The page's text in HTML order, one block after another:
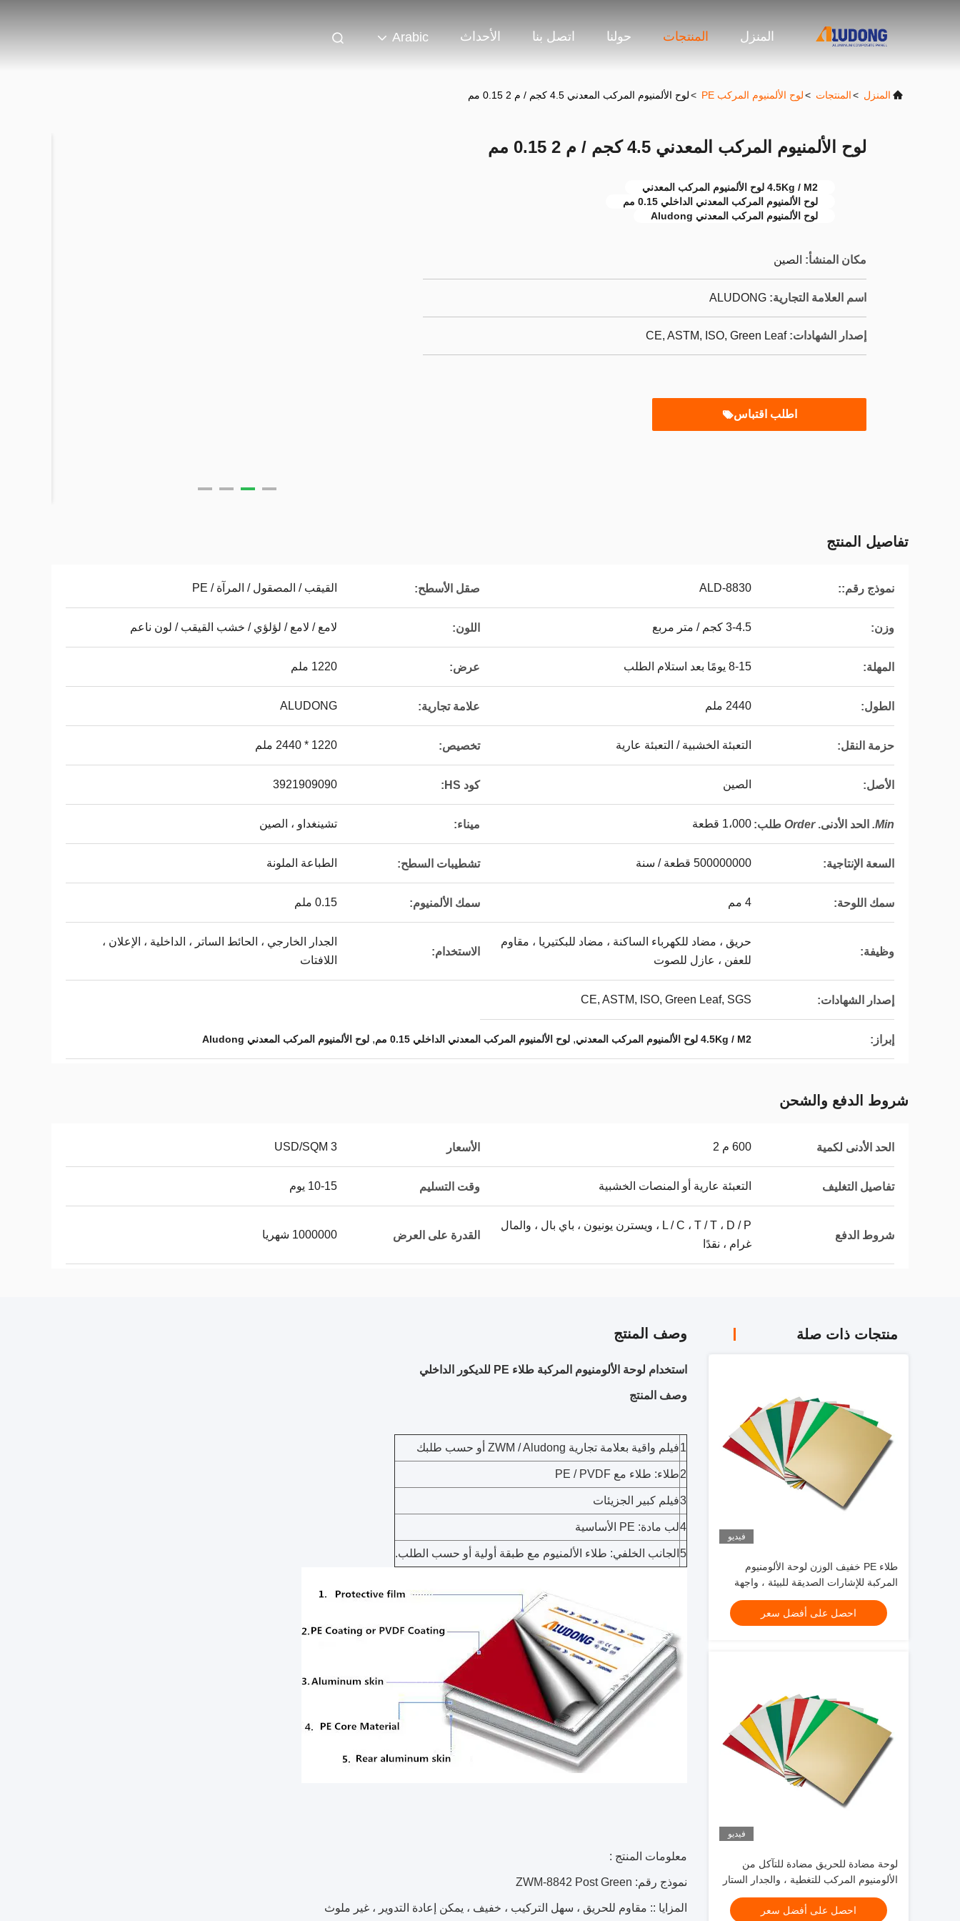
المنزل المنتجات حولنا اتصل بنا الأحداث Arabic
المنزل >المنتجات >لوح الألمنيوم المركب PE >لوح الألمنيوم المركب المعدني 4.5 كجم / م 2 0.15 مم
لوح الألمنيوم المركب المعدني 4.5 كجم / م 2 0.15 مم
4.5Kg / M2 لوح الألمنيوم المركب المعدني
لوح الألمنيوم المركب المعدني الداخلي 0.15 مم
لوح الألمنيوم المركب المعدني Aludong
مكان المنشأ: الصين
اسم العلامة التجارية: ALUDONG
إصدار الشهادات: CE, ASTM, ISO, Green Leaf
اطلب اقتباس
تفاصيل المنتج
نموذج رقم:: ALD-8830 صقل الأسطح: القيقب / المصقول / المرآة / PE
وزن: 3-4.5 كجم / متر مربع اللون: لامع / لامع / لؤلؤي / خشب القيقب / لون ناعم
المهلة: 8-15 يومًا بعد استلام الطلب عرض: 1220 ملم
الطول: 2440 ملم علامة تجارية: ALUDONG
حزمة النقل: التعبئة الخشبية / التعبئة عارية تخصيص: 1220 * 2440 ملم
الأصل: الصين كود HS: 3921909090
Min. الحد الأدنى. Order طلب: 1،000 قطعة ميناء: تشينغداو ، الصين
السعة الإنتاجية: 500000000 قطعة / سنة تشطيبات السطح: الطباعة الملونة
سمك اللوحة: 4 مم سمك الألمنيوم: 0.15 ملم
وظيفة:
حريق ، مضاد للكهرباء الساكنة ، مضاد للبكتيريا ، مقاوم
للعفن ، عازل للصوت
الاستخدام:
الجدار الخارجي ، الحائط الساتر ، الداخلية ، الإعلان ،
اللافتات
إصدار الشهادات: CE, ASTM, ISO, Green Leaf, SGS
إبراز: 4.5Kg / M2 لوح الألمنيوم المركب المعدني , لوح الألمنيوم المركب المعدني الداخلي 0.15 مم , لوح الألمنيوم المركب المعدني Aludong
شروط الدفع والشحن
الحد الأدنى لكمية 600 م 2 الأسعار 3 USD/SQM
تفاصيل التغليف التعبئة عارية أو المنصات الخشبية وقت التسليم 10-15 يوم
شروط الدفع
L / C ، T / T ، D / P ، ويسترن يونيون ، باي بال ، والمال
غرام ، نقدًا
القدرة على العرض 1000000 شهريا
منتجات ذات صلة
فيديو
طلاء PE خفيف الوزن لوحة الألومنيوم
المركبة للإشارات الصديقة للبيئة ، واجهة
المتجر ، تزيين الداخلية
احصل على أفضل سعر
فيديو
لوحة مضادة للحريق مضادة للتآكل من
الألومنيوم المركب للتغطية ، والجدار الستار
، والسقف
احصل على أفضل سعر
وصف المنتج
استخدام لوحة الألومنيوم المركبة طلاء PE للديكور الداخلي
وصف المنتج
1فيلم واقية بعلامة تجارية ZWM / Aludong أو حسب طلبك
2طلاء: طلاء مع PE / PVDF
3فيلم كبير الجزيئات
4لب مادة: PE الأساسية
5 الجانب الخلفي: طلاء الألمنيوم مع طبقة أولية أو حسب الطلب.
معلومات المنتج :
نموذج رقم: ZWM-8842 Post Green
المزايا :: مقاوم للحريق ، سهل التركيب ، خفيف ، يمكن إعادة التدوير ، غير ملوث